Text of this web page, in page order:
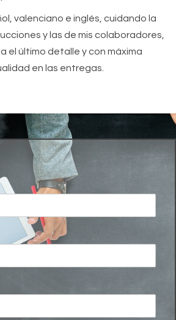
valenciano e inglés, cuidando la
y las de mis colaboradores,
el último detalle y con máxima
en las entregas.